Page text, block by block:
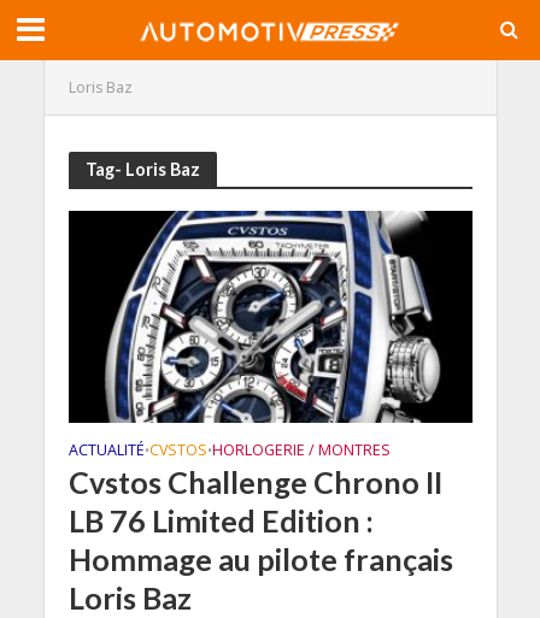
Loris Baz
Tag- Loris Baz
ACTUALITÉ•CVSTOS•HORLOGERIE / MONTRES
Cvstos Challenge Chrono II
LB 76 Limited Edition :
Hommage au pilote français
Loris Baz